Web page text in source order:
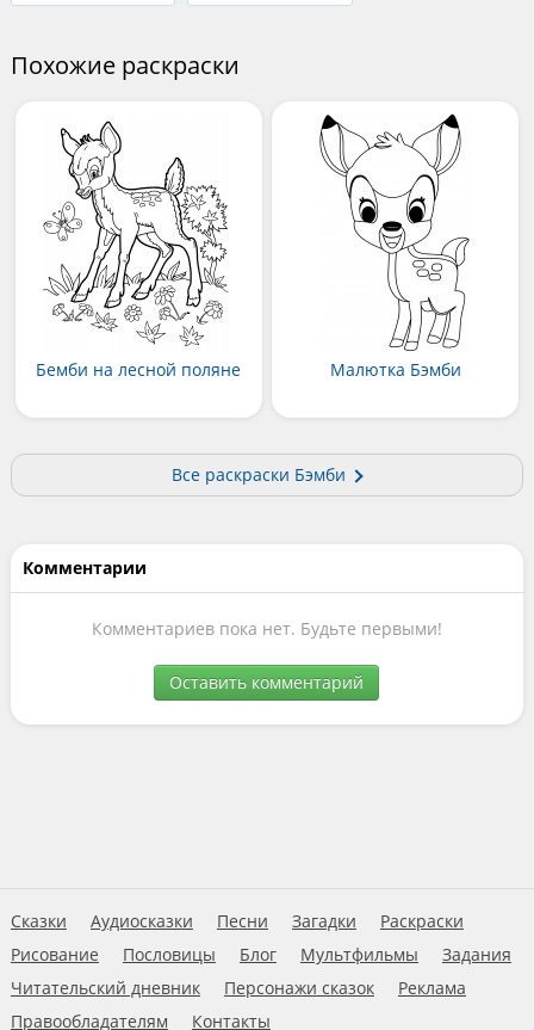
Похожие раскраски
Бемби на лесной поляне Малютка Бэмби
Все раскраски Бэмби
Комментарии
Комментариев пока нет. Будьте первыми!
Оставить комментарий
Сказки Аудиосказки Песни Загадки
Раскраски
Рисование
Пословицы Блог Мультфильмы
Задания
Читательский дневник
Персонажи сказок
Реклама
Правообладателям
Контакты